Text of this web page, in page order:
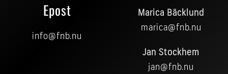
Epost
info@fnb.nu
Marica Bäcklund
marica@fnb.nu
Jan Stockhem
jan@fnb.nu